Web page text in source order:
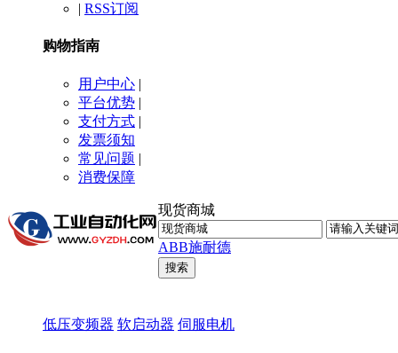
| RSS订阅
购物指南
用户中心 |
平台优势 |
支付方式 |
发票须知
常见问题 |
消费保障
现货商城
ABB施耐德
低压变频器 软启动器 伺服电机